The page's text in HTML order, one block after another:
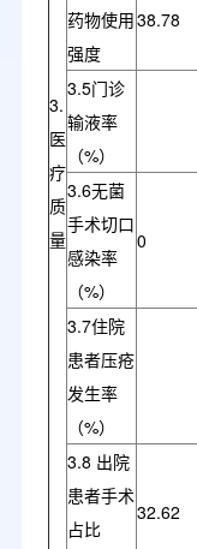
3.
医
疗
质
量
药物使用
强度
38.78
3.5门诊
输液率
（%）
3.6无菌
手术切口
感染率
（%）
0
3.7住院
患者压疮
发生率
（%）
3.8 出院
患者手术
占比
32.62